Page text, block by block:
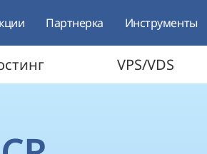
Партнерка Инструменты
VPS/VDS